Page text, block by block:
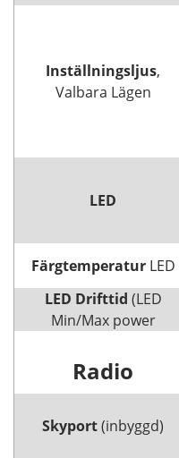
Inställningsljus,
Valbara Lägen
LED
FärgtemperaturLED
LED Drifttid (LED
Min/Max power
Radio
Skyport(inbyggd)